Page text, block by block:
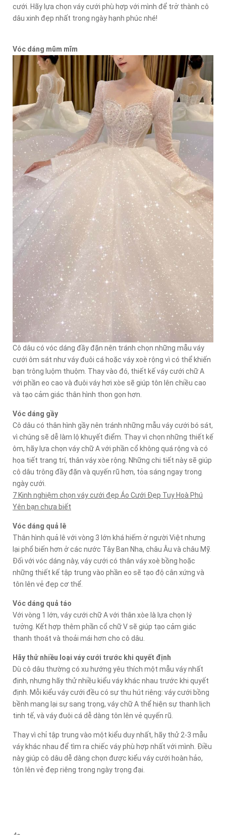
cưới. Hãy lựa chọn váy cưới phù hợp với mình để trở thành cô
dâu xinh đẹp nhất trong ngày hạnh phúc nhé!
Vóc dáng mũm mĩm
Cô dâu có vóc dáng đầy đặn nên tránh chọn những mẫu váy
cưới ôm sát như váy đuôi cá hoặc váy xoè rộng vì có thể khiến
bạn trông luộm thuộm. Thay vào đó, thiết kế váy cưới chữ A
với phần eo cao và đuôi váy hơi xòe sẽ giúp tôn lên chiều cao
và tạo cảm giác thân hình thon gọn hơn.
Vóc dáng gầy
Cô dâu có thân hình gầy nên tránh những mẫu váy cưới bó sát,
vì chúng sẽ dễ làm lộ khuyết điểm. Thay vì chọn những thiết kế
ôm, hãy lựa chọn váy chữ A với phần cổ không quá rộng và có
họa tiết trang trí, thân váy xòe rộng. Những chi tiết này sẽ giúp
cô dâu trông đầy đặn và quyến rũ hơn, tỏa sáng ngay trong
ngày cưới.
7 Kinh nghiệm chọn váy cưới đẹp Áo Cưới Đẹp Tuy Hoà Phú
Yên bạn chưa biết
Vóc dáng quả lê
Thân hình quả lê với vòng 3 lớn khá hiếm ở người Việt nhưng
lại phổ biến hơn ở các nước Tây Ban Nha, châu Âu và châu Mỹ.
Đối với vóc dáng này, váy cưới có thân váy xoè bồng hoặc
những thiết kế tập trung vào phần eo sẽ tạo độ cân xứng và
tôn lên vẻ đẹp cơ thể.
Vóc dáng quả táo
Với vòng 1 lớn, váy cưới chữ A với thân xòe là lựa chọn lý
tưởng. Kết hợp thêm phần cổ chữ V sẽ giúp tạo cảm giác
thanh thoát và thoải mái hơn cho cô dâu.
Hãy thử nhiều loại váy cưới trước khi quyết định
Dù cô dâu thường có xu hướng yêu thích một mẫu váy nhất
định, nhưng hãy thử nhiều kiểu váy khác nhau trước khi quyết
định. Mỗi kiểu váy cưới đều có sự thu hút riêng: váy cưới bồng
bềnh mang lại sự sang trọng, váy chữ A thể hiện sự thanh lịch
tinh tế, và váy đuôi cá dễ dàng tôn lên vẻ quyến rũ.
Thay vì chỉ tập trung vào một kiểu duy nhất, hãy thử 2-3 mẫu
váy khác nhau để tìm ra chiếc váy phù hợp nhất với mình. Điều
này giúp cô dâu dễ dàng chọn được kiểu váy cưới hoàn hảo,
tôn lên vẻ đẹp riêng trong ngày trọng đại.